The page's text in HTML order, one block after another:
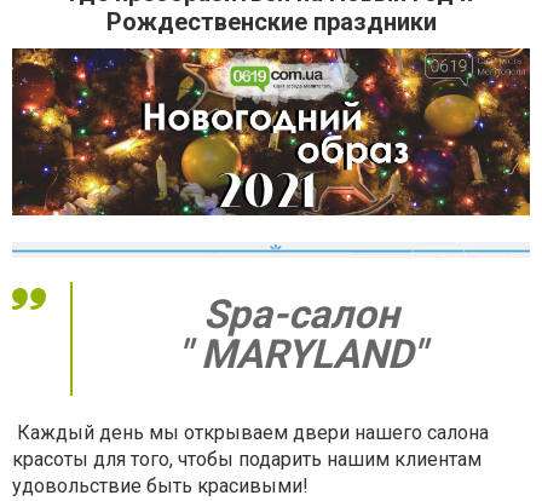
Рождественские праздники
Spa-салон
"MARYLAND"
Каждый день мы открываем двери нашего салона
красоты для того, чтобы подарить нашим клиентам
удовольствие быть красивыми!